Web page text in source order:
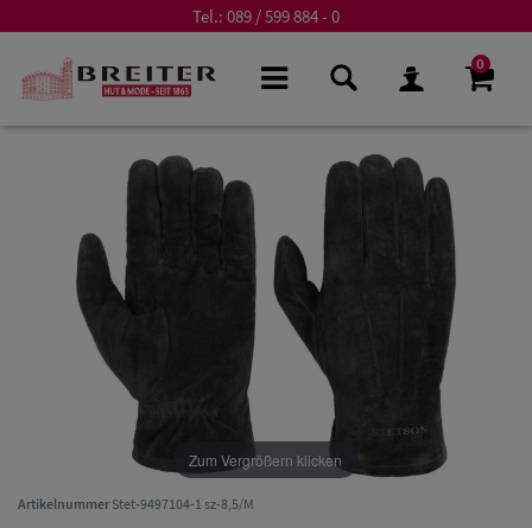
Tel.: 089 / 599 884 - 0
0
Zum Vergrößern klicken
ArtikelnummerStet-9497104-1 sz-8,5/M